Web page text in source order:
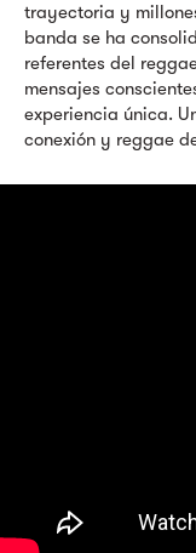
trayectoria y
banda se ha
referentes del
mensajes
experiencia única.
conexión y reggae